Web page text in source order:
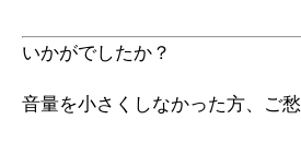
いかがでしたか？
音量を小さくしなかった方、ご愁